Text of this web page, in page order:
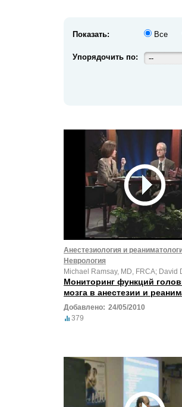
Показать: Все
Упорядочить по: --
Анестезиология и
Неврология
Michael Ramsay, MD, FRCA; David
Мониторинг функций
мозга в анестезии и
Добавлено: 24/05/2010
379